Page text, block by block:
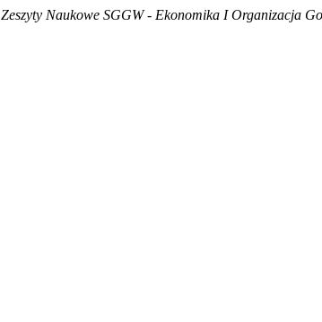
Zeszyty Naukowe SGGW - Ekonomika I Organizacja